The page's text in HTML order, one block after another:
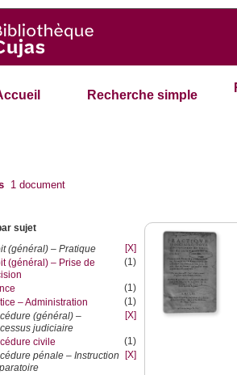
Recherche simple
1 document
sujet
(général) – Pratique
[X]
(général) – Prise de
(1)
(1)
– Administration
(1)
(général) –
judiciaire
[X]
civile
(1)
pénale – Instruction
[X]